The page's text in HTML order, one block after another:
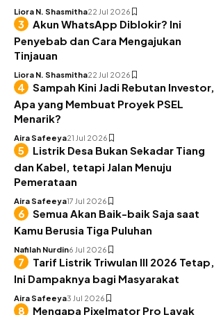
Liora N. Shasmitha22 Jul 2026
Akun WhatsApp Diblokir? Ini
Penyebab dan Cara Mengajukan
Tinjauan
Liora N. Shasmitha22 Jul 2026
Sampah Kini Jadi Rebutan Investor,
Apa yang Membuat Proyek PSEL
Menarik?
Aira Safeeya21 Jul 2026
Listrik Desa Bukan Sekadar Tiang
dan Kabel, tetapi Jalan Menuju
Pemerataan
Aira Safeeya17 Jul 2026
Semua Akan Baik-baik Saja saat
Kamu Berusia Tiga Puluhan
Nafilah Nurdin6 Jul 2026
Tarif Listrik Triwulan III 2026 Tetap,
Ini Dampaknya bagi Masyarakat
Aira Safeeya3 Jul 2026
Mengapa Pixelmator Pro Layak